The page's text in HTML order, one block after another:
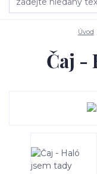
Úvod
Čaj -